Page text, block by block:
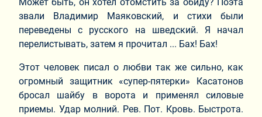
звали Владимир Маяковский, и стихи были
переведены с русского на шведский. Я начал
перелистывать, затем я прочитал ... Бах! Бах!
Этот человек писал о любви так же сильно, как
огромный защитник «супер-пятерки» Касатонов
бросал шайбу в ворота и применял силовые
приемы. Удар молний. Рев. Пот. Кровь. Быстрота.